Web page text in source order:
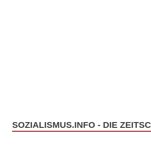
SOZIALISMUS.INFO - DIE